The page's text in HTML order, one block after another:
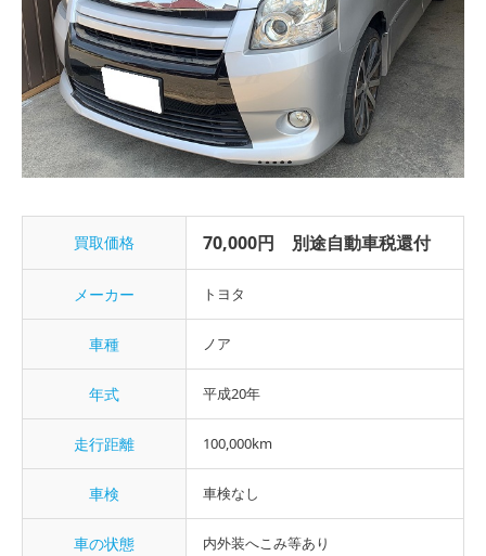
買取価格 70,000円 別途自動車税還付
メーカー トヨタ
車種 ノア
年式 平成20年
走行距離 100,000km
車検 車検なし
車の状態 内外装へこみ等あり
お問い合わせ